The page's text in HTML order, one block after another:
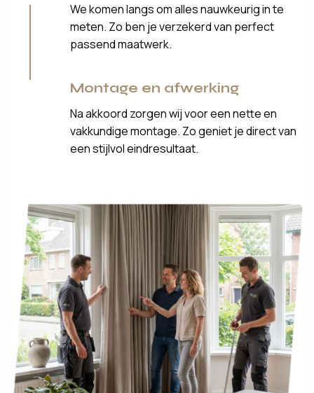
We komen langs om alles nauwkeurig in te
meten. Zo ben je verzekerd van perfect
passend maatwerk.
Montage en afwerking
Na akkoord zorgen wij voor een nette en
vakkundige montage. Zo geniet je direct van
een stijlvol eindresultaat.